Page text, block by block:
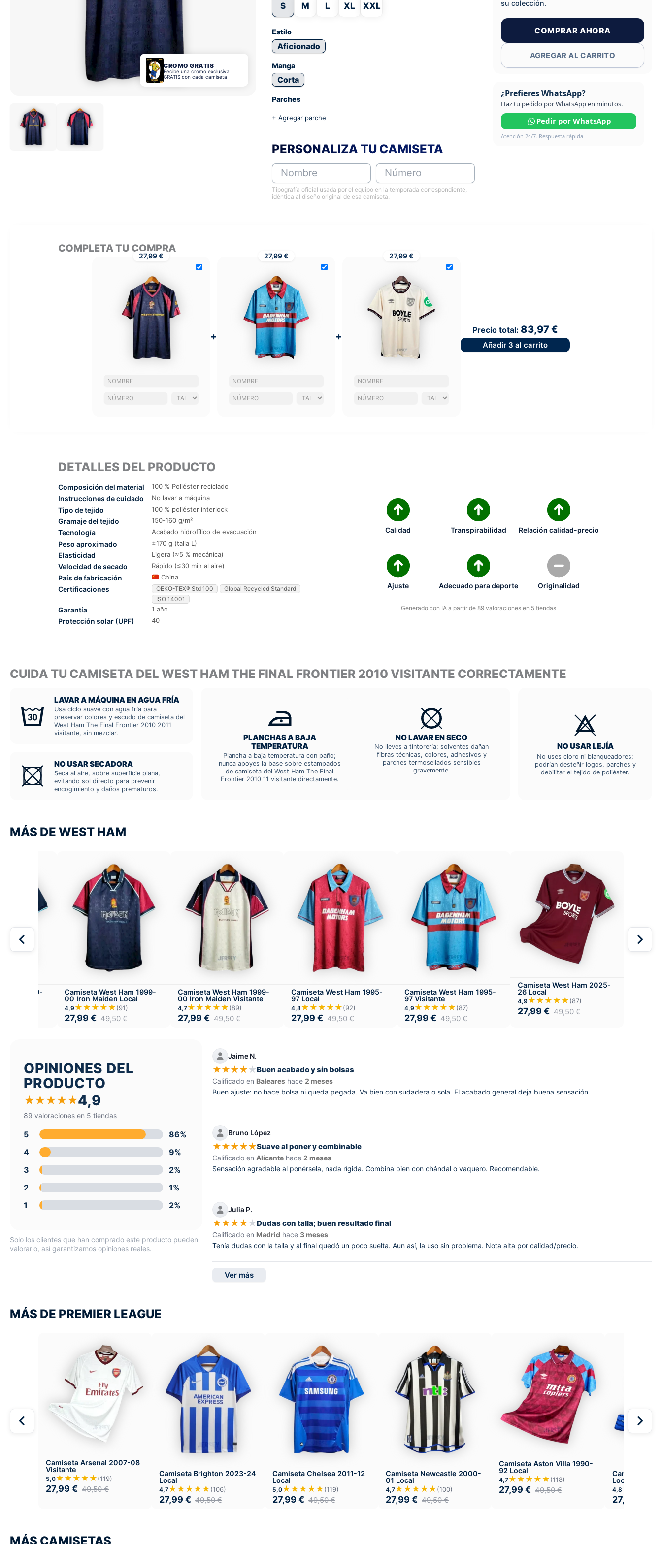
CROMO GRATIS
Recibe una cromo exclusiva
GRATIS con cada camiseta
S M L XL XXL
Estilo
Aficionado
Manga
Corta
Parches
+ Agregar parche
PERSONALIZA TU CAMISETA
Nombre Número
Tipografía oficial usada por el equipo en la temporada correspondiente,
idéntica al diseño original de esa camiseta.
su colección.
COMPRAR AHORA
AGREGAR AL CARRITO
¿Prefieres WhatsApp?
Haz tu pedido por WhatsApp en minutos.
Pedir por WhatsApp
Atención 24/7. Respuesta rápida.
COMPLETA TU COMPRA
27,99 €
+
27,99 €
+
27,99 €
Precio total: 83,97 €
Añadir 3 al carrito
DETALLES DEL PRODUCTO
Composición del material 100 % Poliéster reciclado
Instrucciones de cuidado No lavar a máquina
Tipo de tejido 100 % poliéster interlock
Gramaje del tejido 150-160 g/m²
Tecnología Acabado hidrofílico de evacuación
Peso aproximado ±170 g (talla L)
Elasticidad Ligera (≈5 % mecánica)
Velocidad de secado Rápido (≤30 min al aire)
País de fabricación China
Certificaciones OEKO-TEX® Std 100
Global Recycled Standard
ISO 14001
Garantía 1 año
Protección solar (UPF) 40
Calidad Transpirabilidad Relación calidad-precio
Ajuste Adecuado para deporte Originalidad
Generado con IA a partir de 89 valoraciones en 5 tiendas
CUIDA TU CAMISETA DEL WEST HAM THE FINAL FRONTIER 2010 VISITANTE CORRECTAMENTE
LAVAR A MÁQUINA EN AGUA FRÍA
Usa ciclo suave con agua fría para
preservar colores y escudo de camiseta del
West Ham The Final Frontier 2010 2011
visitante, sin mezclar.
NO USAR SECADORA
Seca al aire, sobre superficie plana,
evitando sol directo para prevenir
encogimiento y daños prematuros.
PLANCHAS A BAJA
TEMPERATURA
Plancha a baja temperatura con paño;
nunca apoyes la base sobre estampados
de camiseta del West Ham The Final
Frontier 2010 11 visitante directamente.
NO LAVAR EN SECO
No lleves a tintorería; solventes dañan
fibras técnicas, colores, adhesivos y
parches termosellados sensibles
gravemente.
NO USAR LEJÍA
No uses cloro ni blanqueadores;
podrían desteñir logos, parches y
debilitar el tejido de poliéster.
MÁS DE WEST HAM
Ham 1999-
Camiseta West Ham 1999-
00 Iron Maiden Local
4,9 ★★★★★(91)
27,99 € 49,50€
Camiseta West Ham 1999-
00 Iron Maiden Visitante
4,7★★★★★(89)
27,99 € 49,50€
Camiseta West Ham 1995-
97 Local
4,8 ★★★★★(92)
27,99 € 49,50€
Camiseta West Ham 1995-
97 Visitante
4,9 ★★★★★(87)
27,99 € 49,50€
Camiseta West Ham 2025-
26 Local
4,9 ★★★★★(87)
27,99 € 49,50€
OPINIONES DEL
PRODUCTO
★★★★★4,9
89 valoraciones en 5 tiendas
5
86%
4
9%
3
2%
2
1%
1
2%
Solo los clientes que han comprado este producto pueden
valorarlo, así garantizamos opiniones reales.
Jaime N.
★★★★★Buen acabado y sin bolsas
Calificado en Baleares hace2 meses
Buen ajuste: no hace bolsa ni queda pegada. Va bien con sudadera o sola. El acabado general deja buena sensación.
Bruno López
★★★★★Suave al poner y combinable
Calificado en Alicante hace2 meses
Sensación agradable al ponérsela, nada rígida. Combina bien con chándal o vaquero. Recomendable.
Julia P.
★★★★★Dudas con talla; buen resultado final
Calificado en Madrid hace 3 meses
Tenía dudas con la talla y al final quedó un poco suelta. Aun así, la uso sin problema. Nota alta por calidad/precio.
Ver más
MÁS DE PREMIER LEAGUE
Camiseta Arsenal 2007-08
Visitante
5,0★★★★★(119)
27,99 € 49,50€
Camiseta Brighton 2023-24
Local
4,7★★★★★(106)
27,99 € 49,50€
Camiseta Chelsea 2011-12
Local
5,0★★★★★(119)
27,99 € 49,50€
Camiseta Newcastle 2000-
01 Local
4,7★★★★★(100)
27,99 € 49,50€
Camiseta Aston Villa 1990-
92 Local
4,7★★★★★(118)
27,99 € 49,50€
Camiseta
Local
4,8
27,99
MÁS CAMISETAS